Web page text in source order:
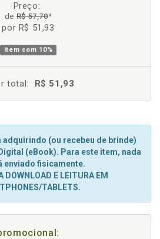
Preço:
deR$ 57,70*
por R$ 51,93
item com 10%
total: R$ 51,93
adquirindo (ou recebeu de brinde)
(eBook). Para este item, nada
enviado fisicamente.
DOWNLOAD E LEITURA EM
TABLETS.